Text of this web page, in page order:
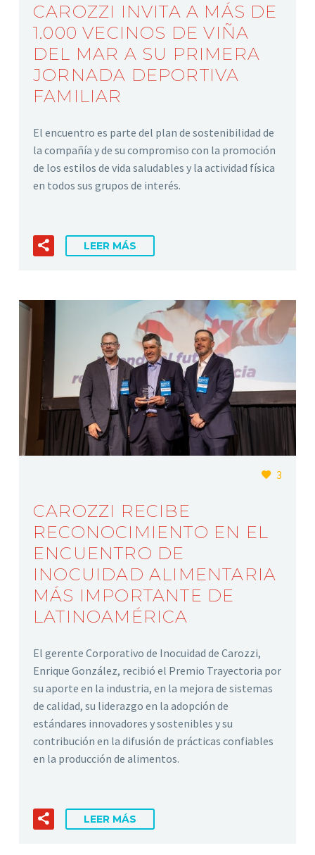
CAROZZI INVITA A MÁS DE
1.000 VECINOS DE VIÑA
DEL MAR A SU PRIMERA
JORNADA DEPORTIVA
FAMILIAR
El encuentro es parte del plan de sostenibilidad de
la compañía y de su compromiso con la promoción
de los estilos de vida saludables y la actividad física
en todos sus grupos de interés.
LEER MÁS
3
CAROZZI RECIBE
RECONOCIMIENTO EN EL
ENCUENTRO DE
INOCUIDAD ALIMENTARIA
MÁS IMPORTANTE DE
LATINOAMÉRICA
El gerente Corporativo de Inocuidad de Carozzi,
Enrique González, recibió el Premio Trayectoria por
su aporte en la industria, en la mejora de sistemas
de calidad, su liderazgo en la adopción de
estándares innovadores y sostenibles y su
contribución en la difusión de prácticas confiables
en la producción de alimentos.
LEER MÁS